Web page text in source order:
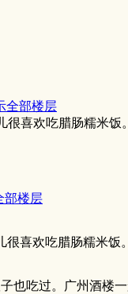
全部楼层
很喜欢吃腊肠糯米饭
部楼层
很喜欢吃腊肠糯米饭
也吃过。广州酒楼